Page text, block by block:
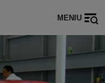
MENIU